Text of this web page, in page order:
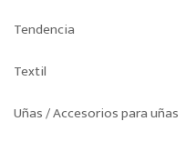
Tendencia
Textil
Uñas / Accesorios para uñas